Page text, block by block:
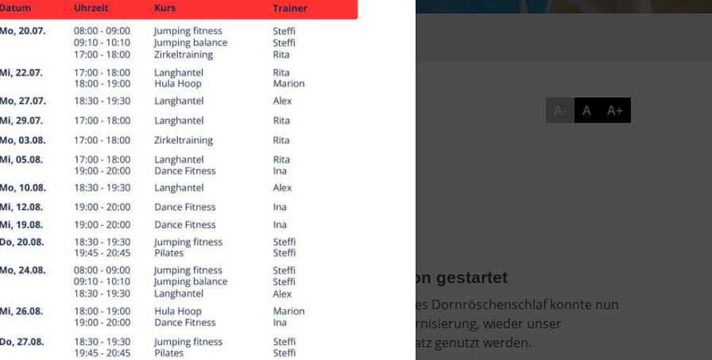
Abteilungs-News
A A+
News
beendet
Putzaktion in die Beachvolleyball-Saison gestartet
Nach über 1 1/2 Jahre des Dornröschenschlaf konnte nun
endlich, nach der Modernisierung, wieder unser
vereinseigener Beachplatz genutzt werden.